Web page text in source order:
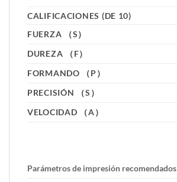
CALIFICACIONES (DE 10)
FUERZA （S）
DUREZA （F）
FORMANDO （P）
PRECISIÓN （S）
VELOCIDAD （A）
Parámetros de impresión recomendados